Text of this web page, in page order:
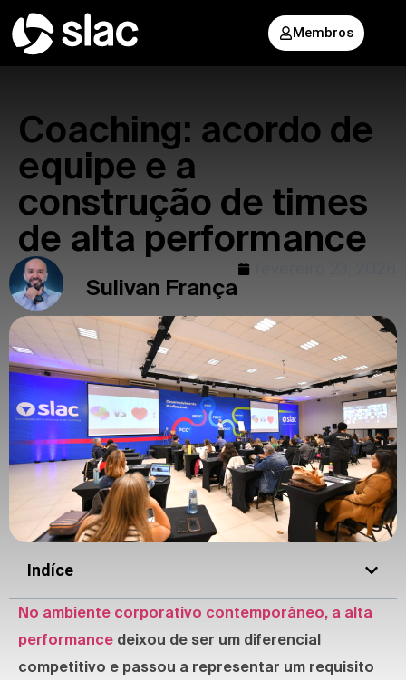
Membros
Coaching: acordo de
equipe e a
construção de times
de alta performance
Sulivan França
Indíce
No ambiente corporativo contemporâneo, a alta
performance deixou de ser um diferencial
competitivo e passou a representar um requisito